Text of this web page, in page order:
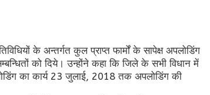
के अन्तर्गत कुल प्राप्त फार्मों के सापेक्ष अपलोडिंग
को दिये। उन्होंने कहा कि जिले के सभी विधान में
का कार्य 23 जुलाई, 2018 तक अपलोडिंग की